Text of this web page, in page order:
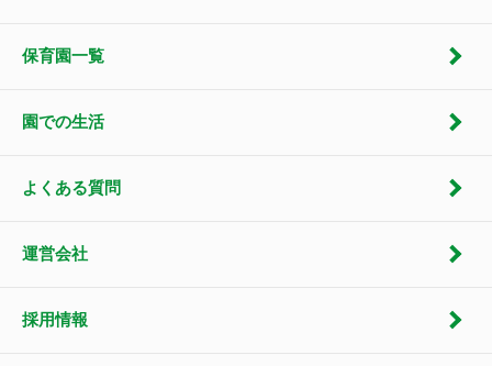
保育園一覧
園での生活
よくある質問
運営会社
採用情報